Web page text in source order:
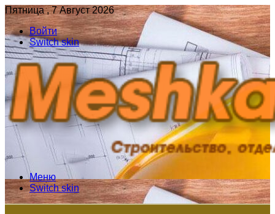
Пятница , 7 Август 2026
Войти
Switch skin
Меню
Switch skin